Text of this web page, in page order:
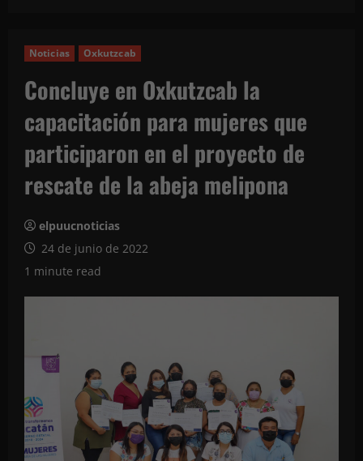
Noticias Oxkutzcab
Concluye en Oxkutzcab la
capacitación para mujeres que
participaron en el proyecto de
rescate de la abeja melipona
elpuucnoticias
24 de junio de 2022
1 minute read